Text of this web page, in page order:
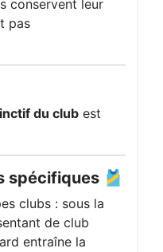
conservent leur
pas
du club est
spécifiques 🎽
clubs : sous la
de club
entraîne la